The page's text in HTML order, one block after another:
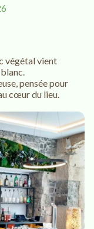
végétal vient
pensée pour
cœur du lieu.